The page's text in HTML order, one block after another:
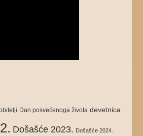
Dan posvećenoga života devetnica
Došašće 2023. Došašće 2024.